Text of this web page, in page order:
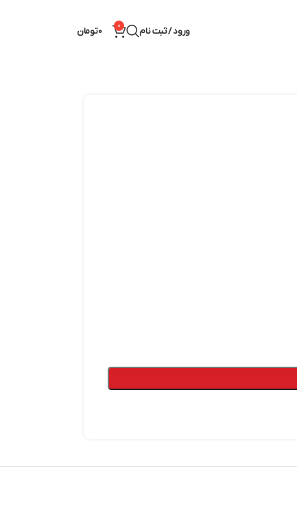
ورود / ثبت نام 0
0تومان